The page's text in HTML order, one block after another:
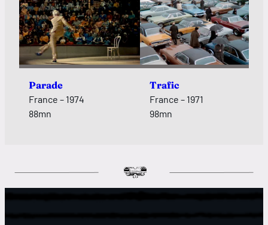
Parade
France – 1974
88mn
Trafic
France – 1971
98mn